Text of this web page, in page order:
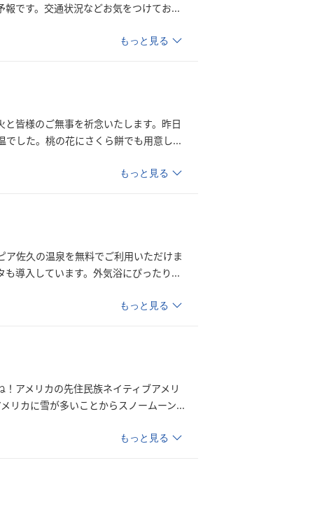
です。交通状況などお気をつけてお...
もっと見る
皆様のご無事を祈念いたします。昨日
でした。桃の花にさくら餅でも用意 し...
もっと見る
佐久の温泉を無料でご利用いただけま
導入しています。外気浴にぴった り ...
もっと見る
アメリカの先住民族ネイティブアメリ
リカに雪が多いことからスノームーン...
もっと見る